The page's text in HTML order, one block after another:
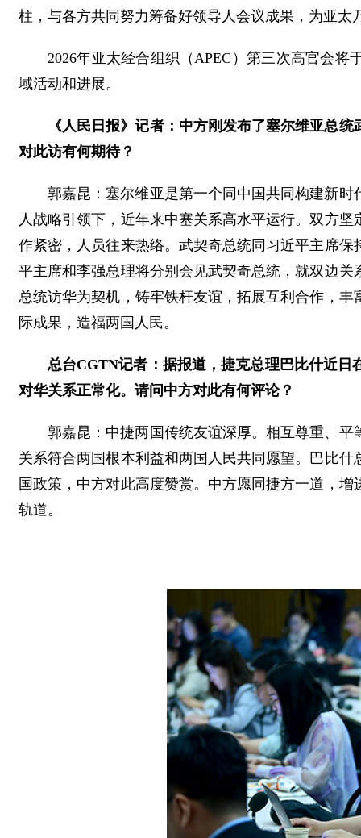
柱，与各方共同努力筹备好领导人会议成果，为亚太
2026年亚太经合组织（APEC）第三次高官会将
域活动和进展。
《人民日报》记者：中方刚发布了塞尔维亚总
对此访有何期待？
郭嘉昆：塞尔维亚是第一个同中国共同构建新
人战略引领下，近年来中塞关系高水平运行。双方
作紧密，人员往来热络。武契奇总统同习近平主席
平主席和李强总理将分别会见武契奇总统，就双边
总统访华为契机，铸牢铁杆友谊，拓展互利合作，
际成果，造福两国人民。
总台CGTN记者：据报道，捷克总理巴比什近
对华关系正常化。请问中方对此有何评论？
郭嘉昆：中捷两国传统友谊深厚。相互尊重、
关系符合两国根本利益和两国人民共同愿望。巴比
国政策，中方对此高度赞赏。中方愿同捷方一道，
轨道。